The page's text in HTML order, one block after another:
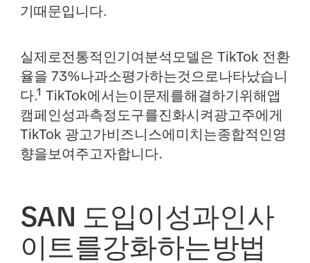
기때문입니다.
실제로전통적인기여분석모델은 TikTok 전환
율을 73%나과소평가하는것으로나타났습니
다.¹ TikTok에서는이문제를해결하기위해앱
캠페인성과측정도구를진화시켜광고주에게
TikTok 광고가비즈니스에미치는종합적인영
향을보여주고자합니다.
SAN 도입이성과인사
이트를강화하는방법